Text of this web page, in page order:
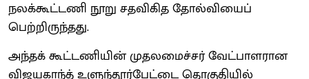
நலக்கூட்டணி நூறு சதவிகித தோல்வியைப்
பெற்றிருந்தது.
அந்தக் கூட்டணியின் முதலமைச்சர் வேட்பாளரான
விஜயகாந்த் உளுந்தூர்பேட்டை தொகுதியில்